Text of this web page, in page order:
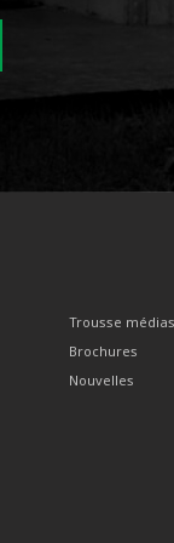
Trousse médias
Brochures
Nouvelles